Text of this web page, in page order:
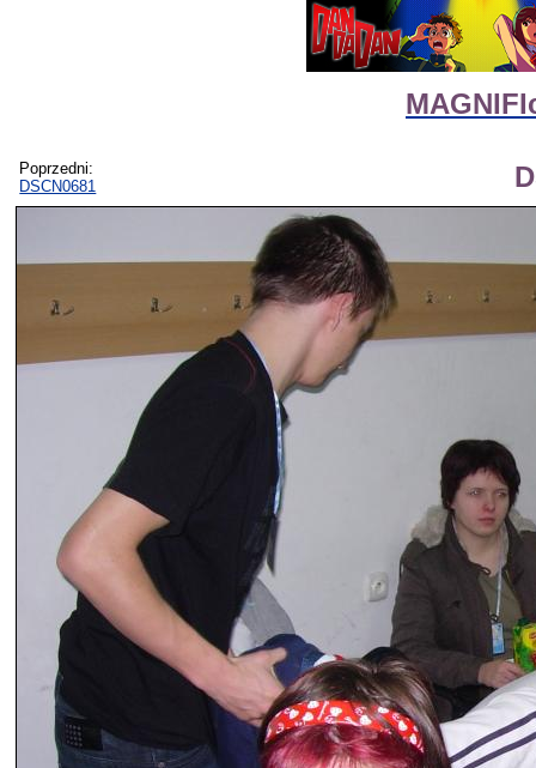
Poprzedni:
DSCN0681